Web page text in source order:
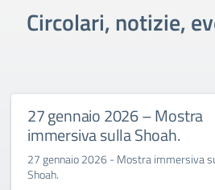
Circolari, notizie,
27 gennaio 2026 – Mostra
immersiva sulla Shoah.
27 gennaio 2026 - Mostra immersiva
Shoah.